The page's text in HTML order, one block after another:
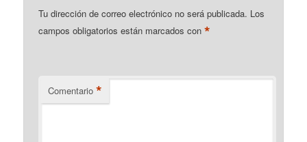
Tu dirección de correo electrónico no será publicada. Los
campos obligatorios están marcados con*
Comentario *